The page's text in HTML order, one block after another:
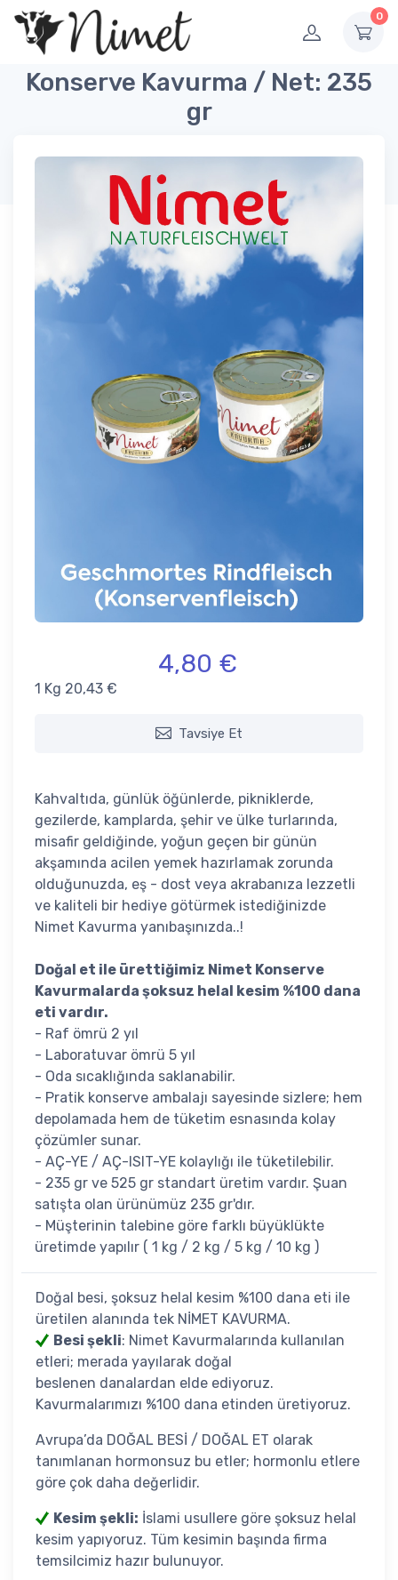
0
Konserve Kavurma / Net: 235
gr
4,80 €
1 Kg 20,43 €
Tavsiye Et
Kahvaltıda, günlük öğünlerde, pikniklerde,
gezilerde, kamplarda, şehir ve ülke turlarında,
misafir geldiğinde, yoğun geçen bir günün
akşamında acilen yemek hazırlamak zorunda
olduğunuzda, eş - dost veya akrabanıza lezzetli
ve kaliteli bir hediye götürmek istediğinizde
Nimet Kavurma yanıbaşınızda..!
Doğal et ile ürettiğimiz Nimet Konserve
Kavurmalarda şoksuz helal kesim %100 dana
eti vardır.
- Raf ömrü 2 yıl
- Laboratuvar ömrü 5 yıl
- Oda sıcaklığında saklanabilir.
- Pratik konserve ambalajı sayesinde sizlere; hem
depolamada hem de tüketim esnasında kolay
çözümler sunar.
- AÇ-YE / AÇ-ISIT-YE kolaylığı ile tüketilebilir.
- 235 gr ve 525 gr standart üretim vardır. Şuan
satışta olan ürünümüz 235 gr'dır.
- Müşterinin talebine göre farklı büyüklükte
üretimde yapılır ( 1 kg / 2 kg / 5 kg / 10 kg )
Doğal besi, şoksuz helal kesim %100 dana eti ile
üretilen alanında tek NİMET KAVURMA.
Besi şekli: Nimet Kavurmalarında kullanılan
etleri; merada yayılarak doğal
beslenen danalardan elde ediyoruz.
Kavurmalarımızı %100 dana etinden üretiyoruz.
Avrupa’da DOĞAL BESİ / DOĞAL ET olarak
tanımlanan hormonsuz bu etler; hormonlu etlere
göre çok daha değerlidir.
Kesim şekli: İslami usullere göre şoksuz helal
kesim yapıyoruz. Tüm kesimin başında firma
temsilcimiz hazır bulunuyor.